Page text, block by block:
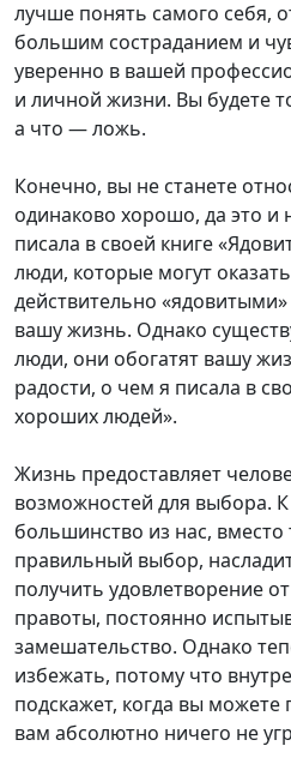
лучше понять самого себя,
большим состраданием и
уверенно в вашей
и личной жизни. Вы будете
а что — ложь.
Конечно, вы не станете
одинаково хорошо, да это и
писала в своей книге
люди, которые могут
действительно
вашу жизнь. Однако
люди, они обогатят вашу
радости, о чем я писала в
хороших людей».
Жизнь предоставляет
возможностей для выбора.
большинство из нас, вместо
правильный выбор,
получить удовлетворение
правоты, постоянно
замешательство. Однако
избежать, потому что
подскажет, когда вы можете
вам абсолютно ничего не